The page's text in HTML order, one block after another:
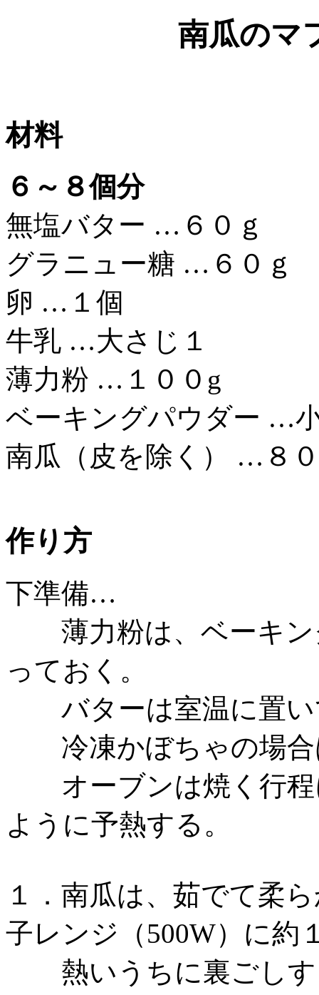
南瓜のマ
材料
６～８個分
無塩バター …６０ｇ
グラニュー糖 …６０ｇ
卵 …１個
牛乳 …大さじ１
薄力粉 …１００g
ベーキングパウダー …
南瓜（皮を除く） …８
作り方
下準備…
薄力粉は、ベーキン
っておく。
バターは室温に置い
冷凍かぼちゃの場合
オーブンは焼く行程
ように予熱する。
１．南瓜は、茹でて柔
子レンジ（500W）に約
熱いうちに裏ごしす